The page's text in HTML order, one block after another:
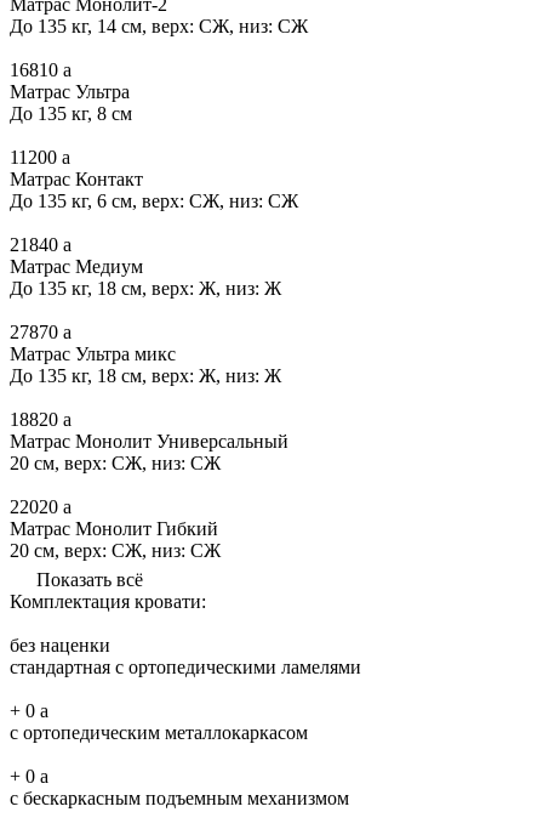
До 135 кг, 14 см, верх: СЖ, низ: СЖ
16810 a
Матрас Ультра
До 135 кг, 8 см
11200 a
Матрас Контакт
До 135 кг, 6 см, верх: СЖ, низ: СЖ
21840 a
Матрас Медиум
До 135 кг, 18 см, верх: Ж, низ: Ж
27870 a
Матрас Ультра микс
До 135 кг, 18 см, верх: Ж, низ: Ж
18820 a
Матрас Монолит Универсальный
20 см, верх: СЖ, низ: СЖ
22020 a
Матрас Монолит Гибкий
20 см, верх: СЖ, низ: СЖ
Показать всё
Комплектация кровати:
без наценки
стандартная с ортопедическими ламелями
+ 0 a
с ортопедическим металлокаркасом
+ 0 a
с бескаркасным подъемным механизмом